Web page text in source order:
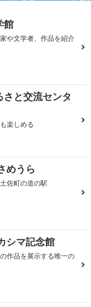
館
や文学者、作品を紹介
さと交流センタ
楽しめる
めうら
佐町の道の駅
シマ記念館
作品を展示する唯一の